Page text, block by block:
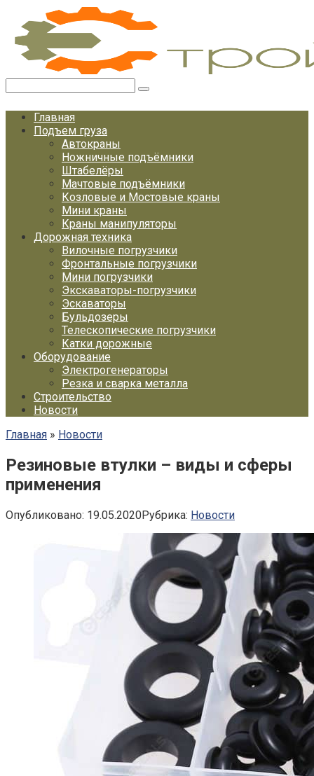
Перейти
контенту
Главная
Подъем груза
Автокраны
Ножничные подъёмники
Штабелёры
Мачтовые подъёмники
Козловые и Мостовые краны
Мини краны
Краны манипуляторы
Дорожная техника
Вилочные погрузчики
Фронтальные погрузчики
Мини погрузчики
Экскаваторы-погрузчики
Эскаваторы
Бульдозеры
Телескопические погрузчики
Катки дорожные
Оборудование
Электрогенераторы
Резка и сварка металла
Строительство
Новости
Главная » Новости
Резиновые втулки – виды и сферы
применения
Опубликовано: 19.05.2020Рубрика: Новости